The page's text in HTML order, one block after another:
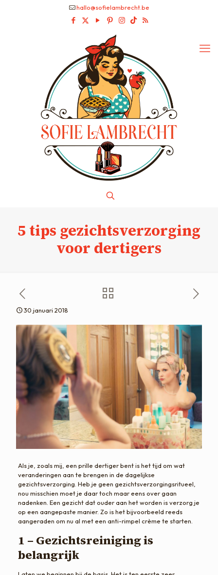
hallo@sofielambrecht.be
5 tips gezichtsverzorging
voor dertigers
30 januari 2018
Als je, zoals mij, een prille dertiger bent is het tijd om wat
veranderingen aan te brengen in de dagelijkse
gezichtsverzorging. Heb je geen gezichtsverzorgingsritueel,
nou misschien moet je daar toch maar eens over gaan
nadenken. Een gezicht dat ouder aan het worden is verzorg je
op een aangepaste manier. Zo is het bijvoorbeeld reeds
aangeraden om nu al met een anti-rimpel crème te starten.
1 – Gezichtsreiniging is
belangrijk